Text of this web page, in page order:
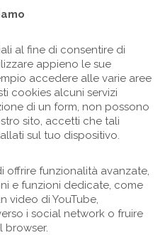
al fine di consentire di
appieno le sue
accedere alle varie aree
cookies alcuni servizi
di un form, non possono
sito, accetti che tali
sul tuo dispositivo.
offrire funzionalità avanzate,
e funzioni dedicate, come
video di YouTube,
i social network o fruire
browser.